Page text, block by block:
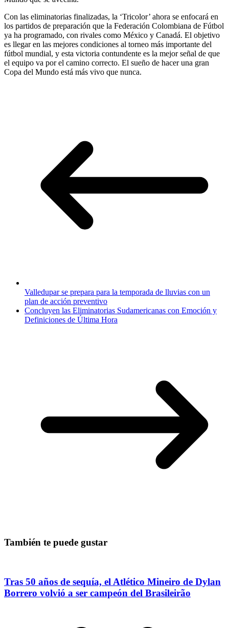
Con las eliminatorias finalizadas, la ‘Tricolor’ ahora se enfocará en
los partidos de preparación que la Federación Colombiana de Fútbol
ya ha programado, con rivales como México y Canadá. El objetivo
es llegar en las mejores condiciones al torneo más importante del
fútbol mundial, y esta victoria contundente es la mejor señal de que
el equipo va por el camino correcto. El sueño de hacer una gran
Copa del Mundo está más vivo que nunca.
Valledupar se prepara para la temporada de lluvias con un
plan de acción preventivo
Concluyen las Eliminatorias Sudamericanas con Emoción y
Definiciones de Última Hora
También te puede gustar
Tras 50 años de sequía, el Atlético Mineiro de Dylan
Borrero volvió a ser campeón del Brasileirão